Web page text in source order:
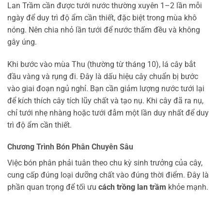
Lan Trầm cần được tưới nước thường xuyên 1–2 lần mỗi
ngày để duy trì độ ẩm cần thiết, đặc biệt trong mùa khô
nóng. Nên chia nhỏ lần tưới để nước thấm đều và không
gây úng.
Khi bước vào mùa Thu (thường từ tháng 10), lá cây bắt
đầu vàng và rụng đi. Đây là dấu hiệu cây chuẩn bị bước
vào giai đoạn ngủ nghỉ. Bạn cần giảm lượng nước tưới lại
để kích thích cây tích lũy chất và tạo nụ. Khi cây đã ra nụ,
chỉ tưới nhẹ nhàng hoặc tưới đẫm một lần duy nhất để duy
trì độ ẩm cần thiết.
Chương Trình Bón Phân Chuyên Sâu
Việc bón phân phải tuân theo chu kỳ sinh trưởng của cây,
cung cấp đúng loại dưỡng chất vào đúng thời điểm. Đây là
phần quan trọng để tối ưu cách trồng lan trầm khỏe mạnh.